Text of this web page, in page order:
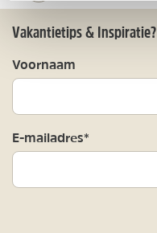
Vakantietips & Inspiratie?
Voornaam
E-mailadres*